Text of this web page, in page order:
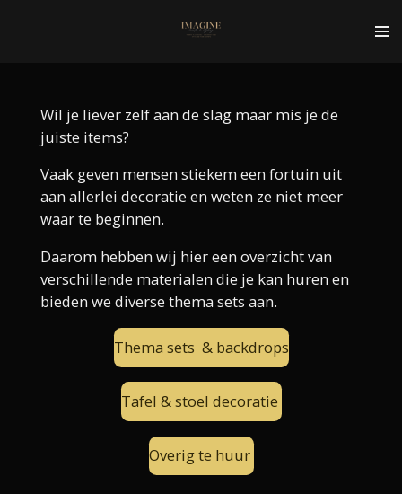
hoofdinhoud
Wil je liever zelf aan de slag maar mis je de
juiste items?
Vaak geven mensen stiekem een fortuin uit
aan allerlei decoratie en weten ze niet meer
waar te beginnen.
Daarom hebben wij hier een overzicht van
verschillende materialen die je kan huren en
bieden we diverse thema sets aan.
Thema sets & backdrops
Tafel & stoel decoratie
Overig te huur